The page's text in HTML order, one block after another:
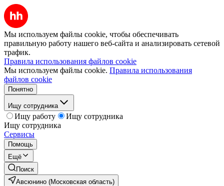
Мы используем файлы cookie, чтобы обеспечивать
правильную работу нашего веб-сайта и анализировать сетевой
трафик.
Правила использования файлов cookie
Мы используем файлы cookie. Правила использования
файлов cookie
Понятно
Ищу сотрудника
Ищу работу
Ищу сотрудника
Ищу сотрудника
Сервисы
Помощь
Ещё
Поиск
Авсюнино (Московская область)